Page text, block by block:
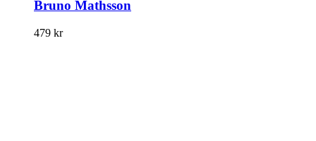
Bruno Mathsson
479 kr